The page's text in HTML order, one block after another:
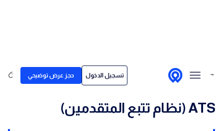
تسجيل الدخول حجز عرض توضيحي
لمن نقدم خدماتنا
قصص العملاء
→ العودة إلى قاموس المصطلحات
ATS (نظام تتبع المتقدمين)